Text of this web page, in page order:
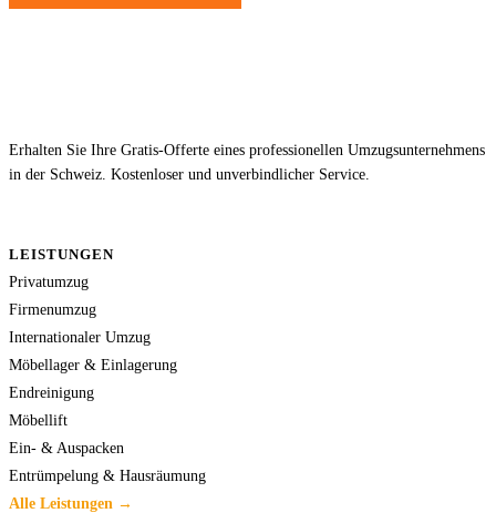
Erhalten Sie Ihre Gratis-Offerte eines professionellen Umzugsunternehmens
in der Schweiz. Kostenloser und unverbindlicher Service.
LEISTUNGEN
Privatumzug
Firmenumzug
Internationaler Umzug
Möbellager & Einlagerung
Endreinigung
Möbellift
Ein- & Auspacken
Entrümpelung & Hausräumung
Alle Leistungen →